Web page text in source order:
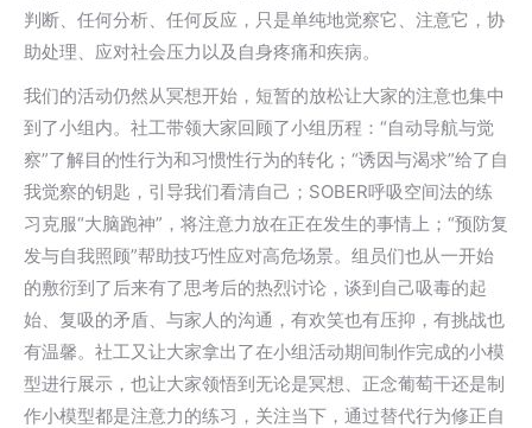
判断、任何分析、任何反应，只是单纯地觉察它、注意它，协
助处理、应对社会压力以及自身疼痛和疾病。
我们的活动仍然从冥想开始，短暂的放松让大家的注意也集中
到了小组内。社工带领大家回顾了小组历程：“自动导航与觉
察”了解目的性行为和习惯性行为的转化；“诱因与渴求”给了自
我觉察的钥匙，引导我们看清自己；SOBER呼吸空间法的练
习克服“大脑跑神”，将注意力放在正在发生的事情上；“预防复
发与自我照顾”帮助技巧性应对高危场景。组员们也从一开始
的敷衍到了后来有了思考后的热烈讨论，谈到自己吸毒的起
始、复吸的矛盾、与家人的沟通，有欢笑也有压抑，有挑战也
有温馨。社工又让大家拿出了在小组活动期间制作完成的小模
型进行展示，也让大家领悟到无论是冥想、正念葡萄干还是制
作小模型都是注意力的练习，关注当下，通过替代行为修正自